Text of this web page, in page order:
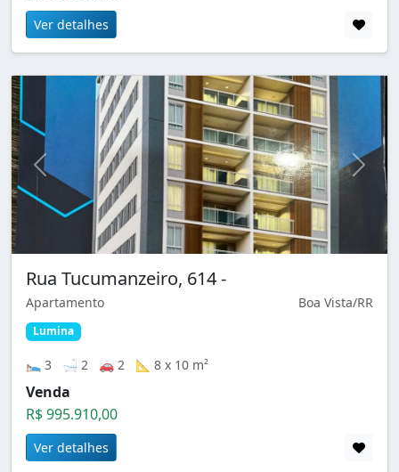
Ver detalhes
Rua Tucumanzeiro, 614 -
Apartamento Boa Vista/RR
Lumina
🛌 3 🛁 2 🚗 2 📐 8 x 10 m²
Venda
R$ 995.910,00
Ver detalhes